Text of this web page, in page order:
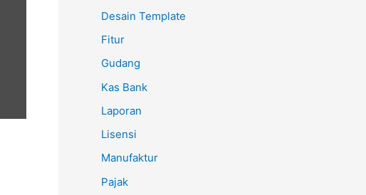
Desain Template
Fitur
Gudang
Kas Bank
Laporan
Lisensi
Manufaktur
Pajak